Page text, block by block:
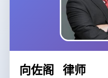
向佐阁 律师